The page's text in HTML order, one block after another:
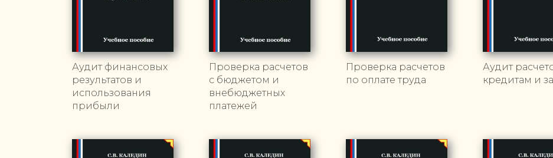
Аудит финансовых
результатов и
использования
прибыли
Проверка расчетов
с бюджетом и
внебюджетных
платежей
Проверка расчетов
по оплате труда
Аудит
кредитам и